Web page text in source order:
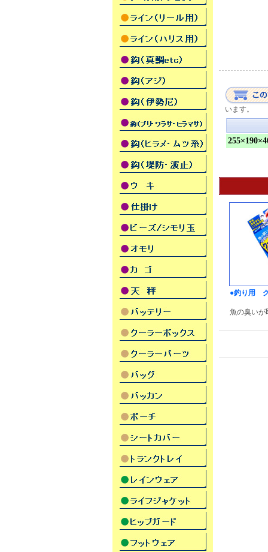
います。
●釣り用
魚の臭いが